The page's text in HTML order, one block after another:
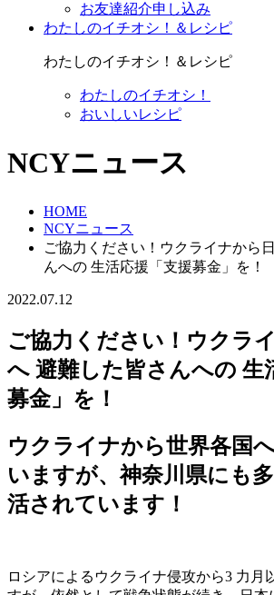
お友達紹介申し込み
わたしのイチオシ！＆レシピ
わたしのイチオシ！＆レシピ
わたしのイチオシ！
おいしいレシピ
NCYニュース
HOME
NCYニュース
ご協力ください！ウクライナから
んへの 生活応援「支援募金」を！
2022.07.12
ご協力ください！ウクラ
へ 避難した皆さんへの 生
募金」を！
ウクライナから世界各国
いますが、神奈川県にも
活されています！
ロシアによるウクライナ侵攻から3 力月